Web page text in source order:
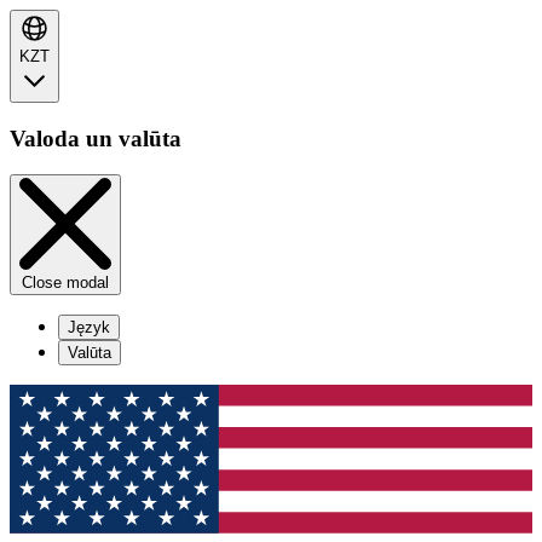
KZT
Valoda un valūta
Close modal
Język
Valūta